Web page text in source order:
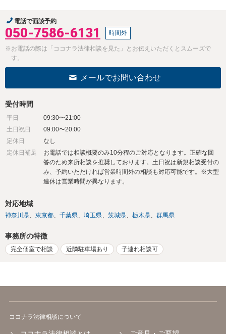
電話で面談予約
050-7586-6131 時間外
※お電話の際は「ココナラ法律相談を見た」とお伝えいただくとスムーズで
す。
メールでお問い合わせ
受付時間
平日
09:30〜21:00
土日祝日
09:00〜20:00
定休日
なし
定休日補足
お電話では相談概要のみ10分程のご対応となります。正確な回
答のため来所相談を推奨しております。土日祝は新規相談受付の
み、予約いただければ営業時間外の相談も対応可能です。※大型
連休は営業時間が異なります。
対応地域
神奈川県 東京都 千葉県 埼玉県 茨城県 栃木県 群馬県
事務所の特徴
完全個室で相談 近隣駐車場あり 子連れ相談可
ココナラ法律相談について